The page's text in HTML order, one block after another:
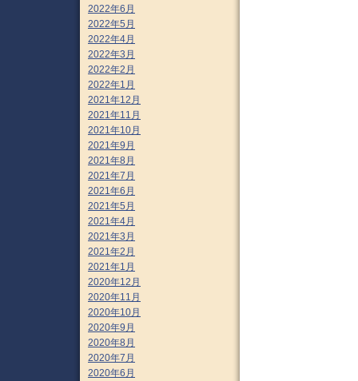
2022年6月
2022年5月
2022年4月
2022年3月
2022年2月
2022年1月
2021年12月
2021年11月
2021年10月
2021年9月
2021年8月
2021年7月
2021年6月
2021年5月
2021年4月
2021年3月
2021年2月
2021年1月
2020年12月
2020年11月
2020年10月
2020年9月
2020年8月
2020年7月
2020年6月